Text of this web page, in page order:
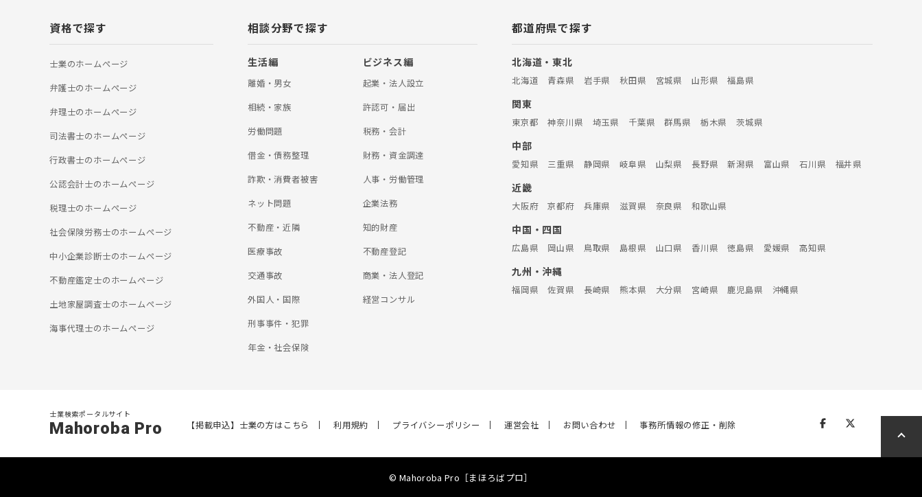
資格で探す
士業のホームぺージ
弁護士のホームぺージ
弁理士のホームぺージ
司法書士のホームぺージ
行政書士のホームぺージ
公認会計士のホームぺージ
税理士のホームぺージ
社会保険労務士のホームぺージ
中小企業診断士のホームぺージ
不動産鑑定士のホームぺージ
土地家屋調査士のホームぺージ
海事代理士のホームぺージ
相談分野で探す
生活編
離婚・男女
相続・家族
労働問題
借金・債務整理
詐欺・消費者被害
ネット問題
不動産・近隣
医療事故
交通事故
外国人・国際
刑事事件・犯罪
年金・社会保険
ビジネス編
起業・法人設立
許認可・届出
税務・会計
財務・資金調達
人事・労働管理
企業法務
知的財産
不動産登記
商業・法人登記
経営コンサル
都道府県で探す
北海道・東北
北海道 青森県 岩手県 秋田県 宮城県 山形県 福島県
関東
東京都 神奈川県 埼玉県 千葉県 群馬県 栃木県 茨城県
中部
愛知県 三重県 静岡県 岐阜県 山梨県 長野県 新潟県 富山県 石川県 福井県
近畿
大阪府 京都府 兵庫県 滋賀県 奈良県 和歌山県
中国・四国
広島県 岡山県 鳥取県 島根県 山口県 香川県 徳島県 愛媛県 高知県
九州・沖縄
福岡県 佐賀県 長崎県 熊本県 大分県 宮崎県 鹿児島県 沖縄県
士業検索ポータルサイト
Mahoroba Pro 【掲載申込】士業の方はこちら 利用規約 プライバシーポリシー 運営会社 お問い合わせ 事務所情報の修正・削除
© Mahoroba Pro［まほろばプロ］